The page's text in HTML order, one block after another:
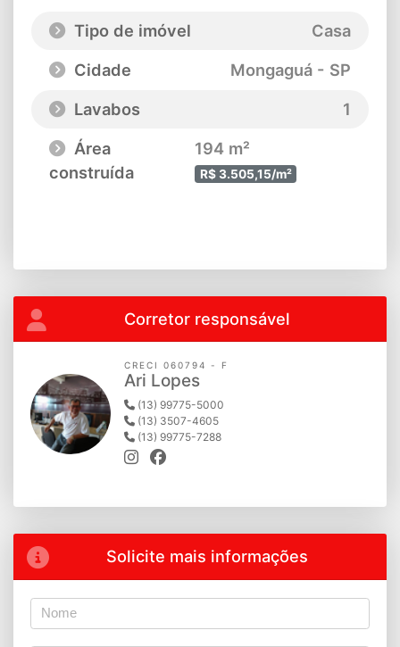
Tipo de imóvel
Casa
Cidade
Mongaguá - SP
Lavabos
1
Área
construída
194 m²
R$ 3.505,15/m²
Corretor responsável
CRECI 060794 - F
Ari Lopes
(13) 99775-5000
(13) 3507-4605
(13) 99775-7288
Solicite mais informações